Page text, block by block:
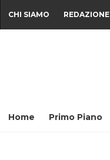
CHI SIAMO REDAZIONE
Home Primo Piano